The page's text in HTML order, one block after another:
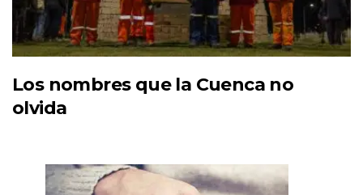
Los nombres que la Cuenca no
olvida